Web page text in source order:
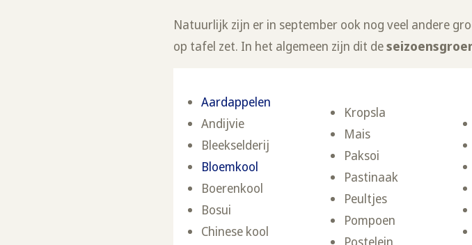
Natuurlijk zijn er in september ook nog veel andere
op tafel zet. In het algemeen zijn dit de
Aardappelen
Andijvie
Bleekselderij
Bloemkool
Boerenkool
Bosui
Chinese kool
Kropsla
Mais
Paksoi
Pastinaak
Peultjes
Pompoen